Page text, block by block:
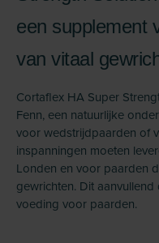
een supplement
van vitaal
Cortaflex HA Super
Fenn, een natuurlijke
voor wedstrijdpaarden of
inspanningen moeten
Londen en voor paarden
gewrichten. Dit
voeding voor paarden.